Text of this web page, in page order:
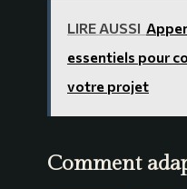
LIRE AUSSI
essentiels pour
votre projet
Comment